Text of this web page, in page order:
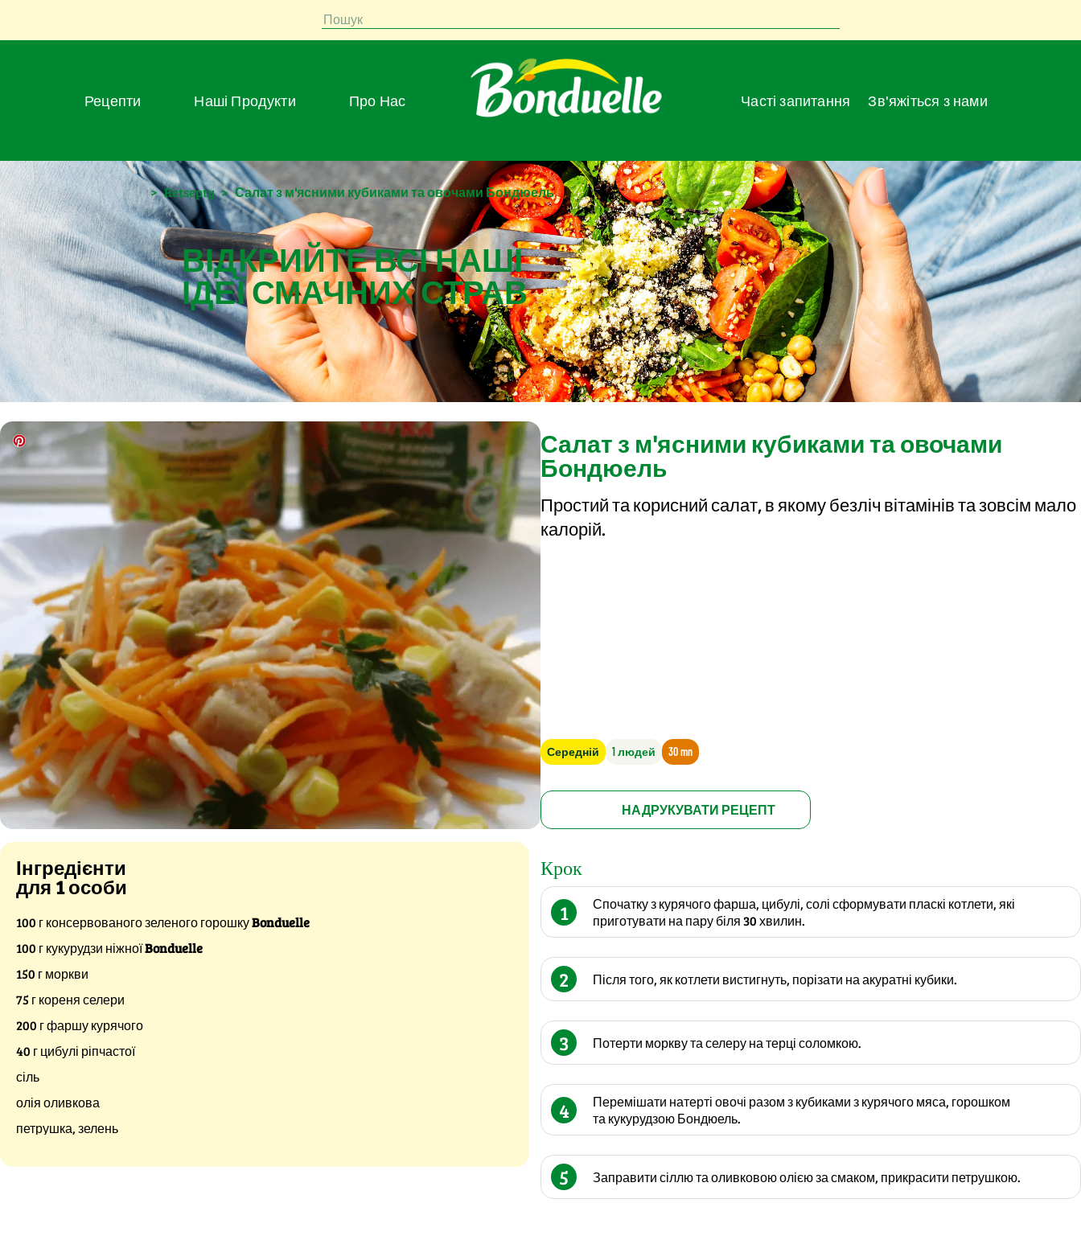
Пошук
Рецепти Наші Продукти Про Нас Часті запитання Зв'яжіться з нами
> Retsepty > Салат з м'ясними кубиками та овочами Бондюель
ВІДКРИЙТЕ ВСІ НАШІ
ІДЕЇ СМАЧНИХ СТРАВ
Салат з м'ясними кубиками та овочами
Бондюель
Простий та корисний салат, в якому безліч вітамінів та зовсім мало
калорій.
Середній 1 людей 30 mn
НАДРУКУВАТИ РЕЦЕПТ
Інгредієнти
для 1 особи
100 г консервованого зеленого горошкуBonduelle
100 г кукурудзи ніжноїBonduelle
150 г моркви
75 г кореня селери
200 г фаршу курячого
40 г цибулі ріпчастої
сіль
олія оливкова
петрушка, зелень
Крок
1
Спочатку з курячого фарша, цибулі, солі сформувати пласкі котлети, які
приготувати на пару біля 30 хвилин.
2 Після того, як котлети вистигнуть, порізати на акуратні кубики.
3 Потерти моркву та селеру на терці соломкою.
4
Перемішати натерті овочі разом з кубиками з курячого мяса, горошком
та кукурудзою Бондюель.
5 Заправити сіллю та оливковою олією за смаком, прикрасити петрушкою.